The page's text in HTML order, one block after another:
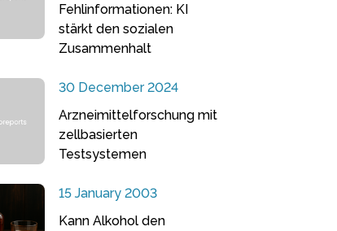
Fehlinformationen: KI
stärkt den sozialen
Zusammenhalt
30 December 2024
Arzneimittelforschung mit
zellbasierten
Testsystemen
15 January 2003
Kann Alkohol den